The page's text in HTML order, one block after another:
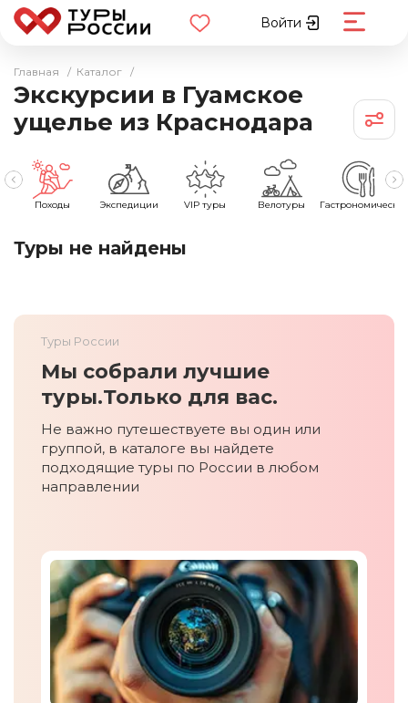
Войти
Главная / Каталог /
Экскурсии в Гуамское
ущелье из Краснодара
Походы Экспедиции VIP туры Велотуры
Туры не найдены
Туры России
Мы собрали лучшие
туры.Только для вас.
Не важно путешествуете вы один или
группой, в каталоге вы найдете
подходящие туры по России в любом
направлении